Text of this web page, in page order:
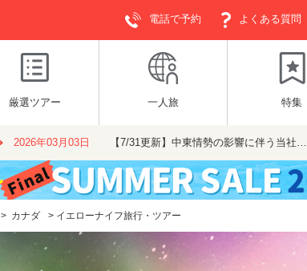
電話で予約 よくある質問
厳選ツアー 一人旅 特集
2026年03月03日 【7/31更新】中東情勢の影響に伴う当社…
> カナダ > イエローナイフ旅行・ツアー